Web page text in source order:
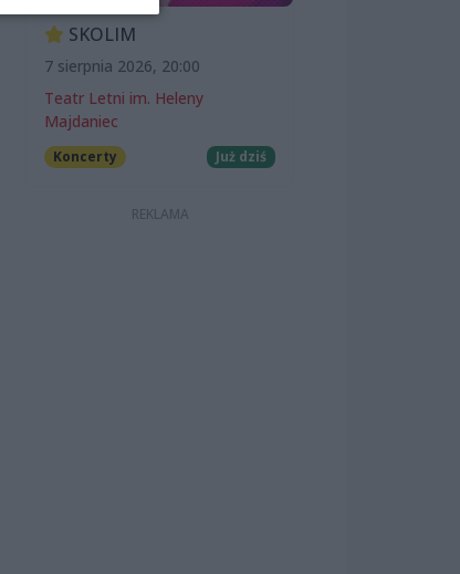
SKOLIM
7 sierpnia 2026, 20:00
Teatr Letni im. Heleny
Majdaniec
Koncerty Już dziś